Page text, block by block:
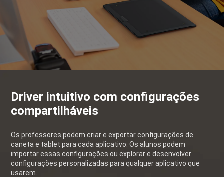
Driver intuitivo com configurações
compartilháveis
Os professores podem criar e exportar configurações de
caneta e tablet para cada aplicativo. Os alunos podem
importar essas configurações ou explorar e desenvolver
configurações personalizadas para qualquer aplicativo que
usarem.